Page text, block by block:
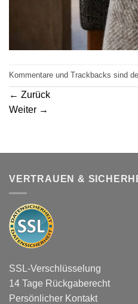
Kommentare und Trackbacks sind
← Zurück
Weiter →
VERTRAUEN &
SSL-Verschlüsselung
14 Tage Rückgaberecht
Persönlicher Kontakt